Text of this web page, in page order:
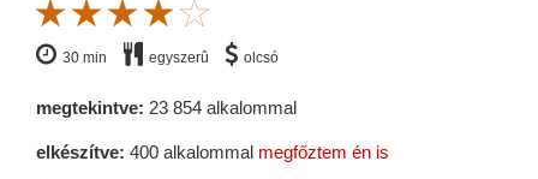
30 min egyszerû olcsó
megtekintve: 23 854 alkalommal
elkészítve: 400 alkalommal megfőztem én is